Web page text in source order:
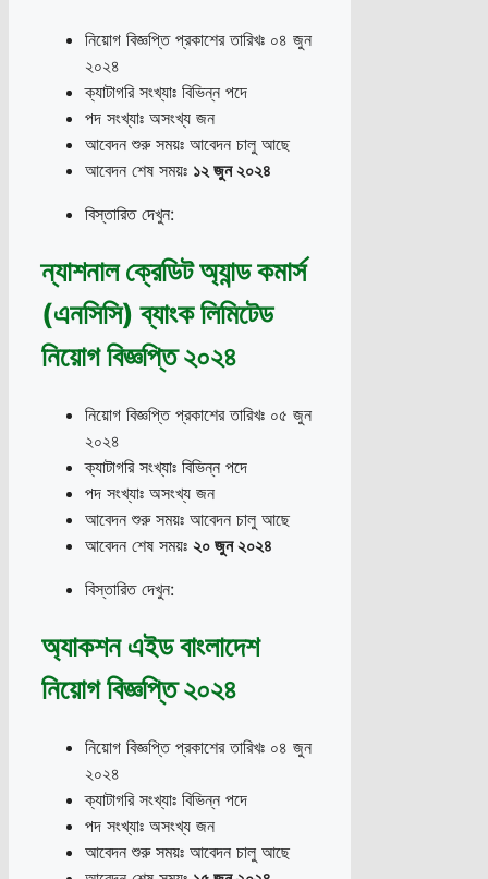
নিয়োগ বিজ্ঞপ্তি প্রকাশের তারিখঃ ০৪ জুন
২০২৪
ক্যাটাগরি সংখ্যাঃ বিভিন্ন পদে
পদ সংখ্যাঃ অসংখ্য জন
আবেদন শুরু সময়ঃ আবেদন চালু আছে
আবেদন শেষ সময়ঃ ১২ জুন ২০২৪
বিস্তারিত দেখুন:
ন্যাশনাল ক্রেডিট অ্যান্ড কমার্স
(এনসিসি) ব্যাংক লিমিটেড
নিয়োগ বিজ্ঞপ্তি ২০২৪
নিয়োগ বিজ্ঞপ্তি প্রকাশের তারিখঃ ০৫ জুন
২০২৪
ক্যাটাগরি সংখ্যাঃ বিভিন্ন পদে
পদ সংখ্যাঃ অসংখ্য জন
আবেদন শুরু সময়ঃ আবেদন চালু আছে
আবেদন শেষ সময়ঃ ২০ জুন ২০২৪
বিস্তারিত দেখুন:
অ্যাকশন এইড বাংলাদেশ
নিয়োগ বিজ্ঞপ্তি ২০২৪
নিয়োগ বিজ্ঞপ্তি প্রকাশের তারিখঃ ০৪ জুন
২০২৪
ক্যাটাগরি সংখ্যাঃ বিভিন্ন পদে
পদ সংখ্যাঃ অসংখ্য জন
আবেদন শুরু সময়ঃ আবেদন চালু আছে